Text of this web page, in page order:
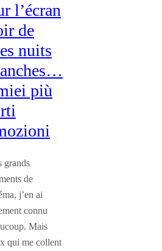
l’écran
de
nuits
più
grands
de
j’en ai
connu
Mais
qui me collent